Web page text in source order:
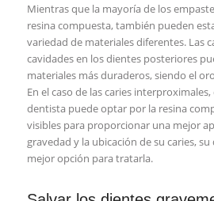
Mientras que la mayoría de los
resina compuesta, también pueden
variedad de materiales diferentes. Las
cavidades en los dientes posteriores
materiales más duraderos, siendo el
En el caso de las caries
dentista puede optar por la resina
visibles para proporcionar una mejor
gravedad y la ubicación de su caries,
mejor opción para tratarla.